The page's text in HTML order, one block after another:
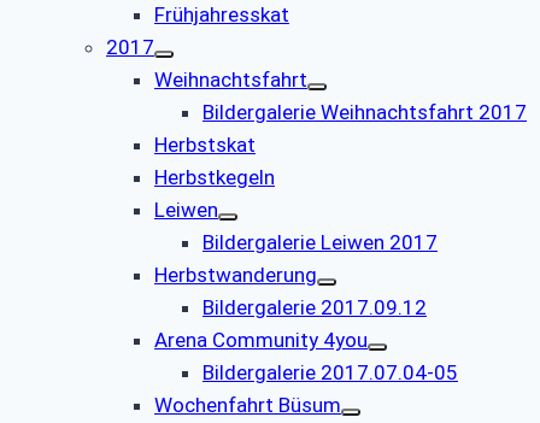
Frühjahresskat
2017
Weihnachtsfahrt
Bildergalerie Weihnachtsfahrt 2017
Herbstskat
Herbstkegeln
Leiwen
Bildergalerie Leiwen 2017
Herbstwanderung
Bildergalerie 2017.09.12
Arena Community 4you
Bildergalerie 2017.07.04-05
Wochenfahrt Büsum